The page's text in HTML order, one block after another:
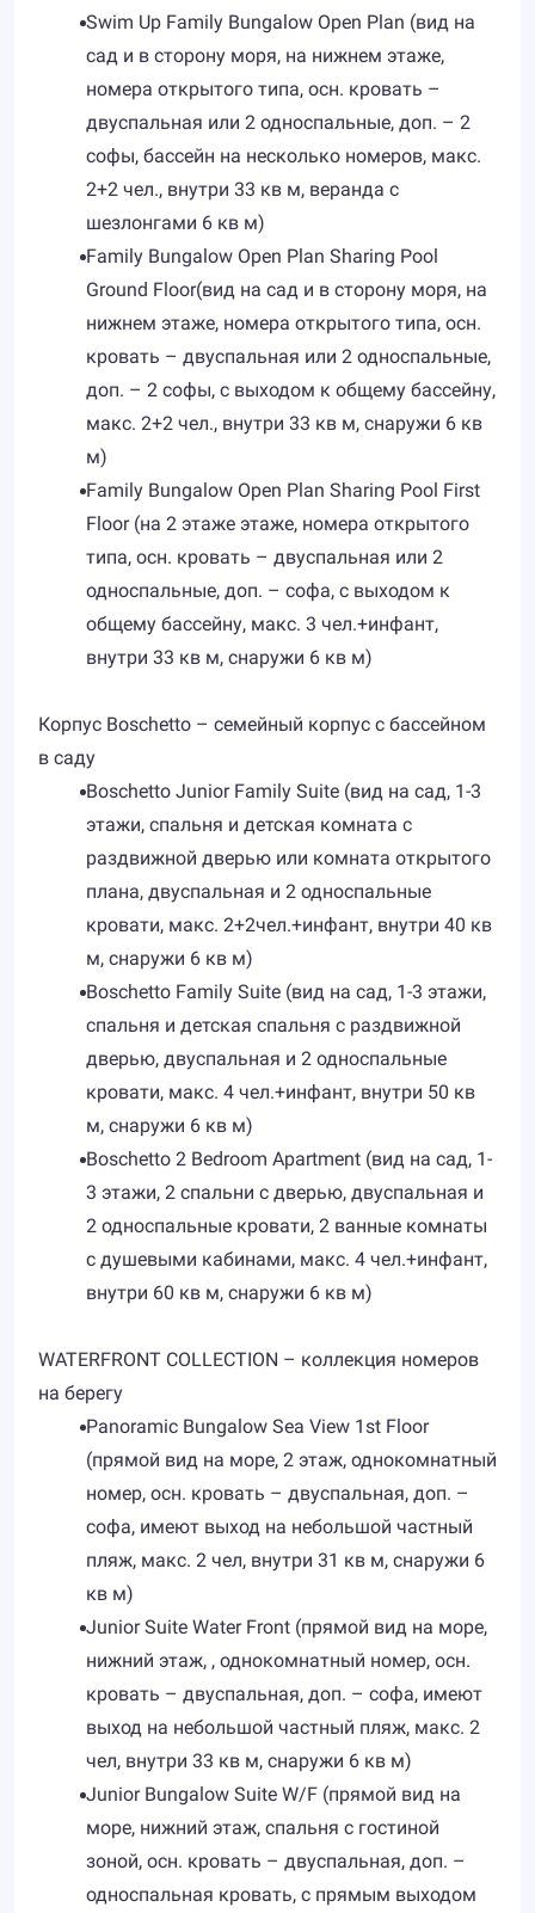
Swim Up Family Bungalow Open Plan (вид на
сад и в сторону моря, на нижнем этаже,
номера открытого типа, осн. кровать –
двуспальная или 2 односпальные, доп. – 2
софы, бассейн на несколько номеров, макс.
2+2 чел., внутри 33 кв м, веранда с
шезлонгами 6 кв м)
Family Bungalow Open Plan Sharing Pool
Ground Floor(вид на сад и в сторону моря, на
нижнем этаже, номера открытого типа, осн.
кровать – двуспальная или 2 односпальные,
доп. – 2 софы, с выходом к общему бассейну,
макс. 2+2 чел., внутри 33 кв м, снаружи 6 кв
м)
Family Bungalow Open Plan Sharing Pool First
Floor (на 2 этаже этаже, номера открытого
типа, осн. кровать – двуспальная или 2
односпальные, доп. – софа, с выходом к
общему бассейну, макс. 3 чел.+инфант,
внутри 33 кв м, снаружи 6 кв м)
Корпус Boschetto – семейный корпус с бассейном
в саду
Boschetto Junior Family Suite (вид на cад, 1-3
этажи, спальня и детская комната с
раздвижной дверью или комната открытого
плана, двуспальная и 2 односпальные
кровати, макс. 2+2чел.+инфант, внутри 40 кв
м, снаружи 6 кв м)
Boschetto Family Suite (вид на сад, 1-3 этажи,
спальня и детская спальня с раздвижной
дверью, двуспальная и 2 односпальные
кровати, макс. 4 чел.+инфант, внутри 50 кв
м, снаружи 6 кв м)
Boschetto 2 Bedroom Apartment (вид на сад, 1-
3 этажи, 2 спальни с дверью, двуспальная и
2 односпальные кровати, 2 ванные комнаты
с душевыми кабинами, макс. 4 чел.+инфант,
внутри 60 кв м, снаружи 6 кв м)
WATERFRONT COLLECTION – коллекция номеров
на берегу
Panoramic Bungalow Sea View 1st Floor
(прямой вид на море, 2 этаж, однокомнатный
номер, осн. кровать – двуспальная, доп. –
софа, имеют выход на небольшой частный
пляж, макс. 2 чел, внутри 31 кв м, снаружи 6
кв м)
Junior Suite Water Front (прямой вид на море,
нижний этаж, , однокомнатный номер, осн.
кровать – двуспальная, доп. – софа, имеют
выход на небольшой частный пляж, макс. 2
чел, внутри 33 кв м, снаружи 6 кв м)
Junior Bungalow Suite W/F (прямой вид на
море, нижний этаж, спальня с гостиной
зоной, осн. кровать – двуспальная, доп. –
односпальная кровать, с прямым выходом